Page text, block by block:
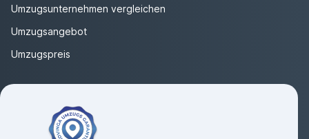
Umzugsunternehmen vergleichen
Umzugsangebot
Umzugspreis